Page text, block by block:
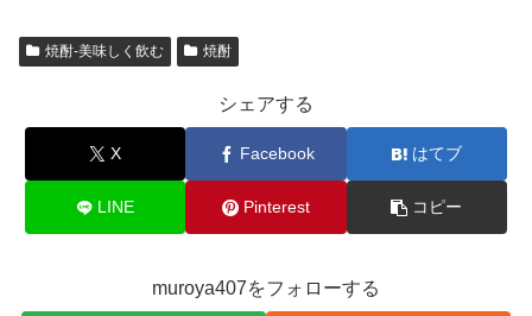
er n
e
o
e
焼酎-美味しく飲む 焼酎
シェアする
X Facebook はてブ
LINE Pinterest コピー
muroya407をフォローする